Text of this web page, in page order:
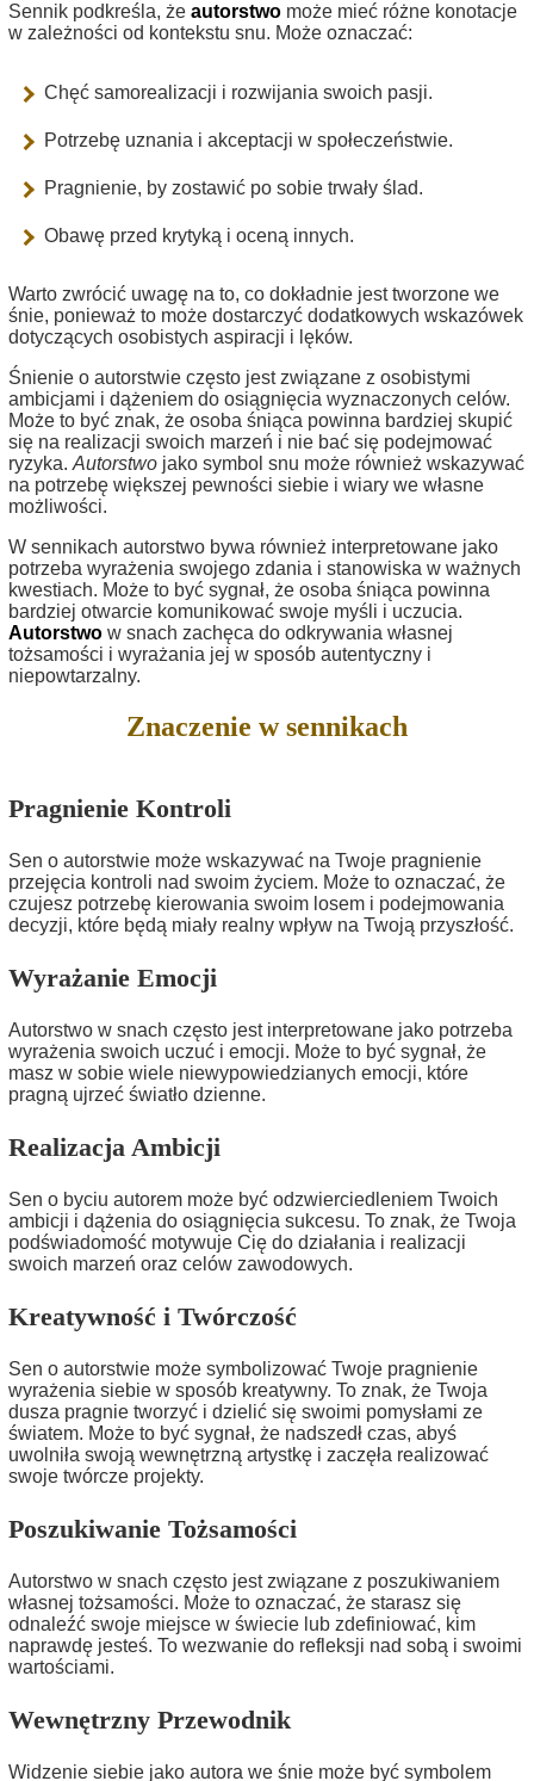
Sennik podkreśla, że autorstwo może mieć różne konotacje
w zależności od kontekstu snu. Może oznaczać:
Chęć samorealizacji i rozwijania swoich pasji.
Potrzebę uznania i akceptacji w społeczeństwie.
Pragnienie, by zostawić po sobie trwały ślad.
Obawę przed krytyką i oceną innych.
Warto zwrócić uwagę na to, co dokładnie jest tworzone we
śnie, ponieważ to może dostarczyć dodatkowych wskazówek
dotyczących osobistych aspiracji i lęków.
Śnienie o autorstwie często jest związane z osobistymi
ambicjami i dążeniem do osiągnięcia wyznaczonych celów.
Może to być znak, że osoba śniąca powinna bardziej skupić
się na realizacji swoich marzeń i nie bać się podejmować
ryzyka. Autorstwo jako symbol snu może również wskazywać
na potrzebę większej pewności siebie i wiary we własne
możliwości.
W sennikach autorstwo bywa również interpretowane jako
potrzeba wyrażenia swojego zdania i stanowiska w ważnych
kwestiach. Może to być sygnał, że osoba śniąca powinna
bardziej otwarcie komunikować swoje myśli i uczucia.
Autorstwo w snach zachęca do odkrywania własnej
tożsamości i wyrażania jej w sposób autentyczny i
niepowtarzalny.
Znaczenie w sennikach
Pragnienie Kontroli
Sen o autorstwie może wskazywać na Twoje pragnienie
przejęcia kontroli nad swoim życiem. Może to oznaczać, że
czujesz potrzebę kierowania swoim losem i podejmowania
decyzji, które będą miały realny wpływ na Twoją przyszłość.
Wyrażanie Emocji
Autorstwo w snach często jest interpretowane jako potrzeba
wyrażenia swoich uczuć i emocji. Może to być sygnał, że
masz w sobie wiele niewypowiedzianych emocji, które
pragną ujrzeć światło dzienne.
Realizacja Ambicji
Sen o byciu autorem może być odzwierciedleniem Twoich
ambicji i dążenia do osiągnięcia sukcesu. To znak, że Twoja
podświadomość motywuje Cię do działania i realizacji
swoich marzeń oraz celów zawodowych.
Kreatywność i Twórczość
Sen o autorstwie może symbolizować Twoje pragnienie
wyrażenia siebie w sposób kreatywny. To znak, że Twoja
dusza pragnie tworzyć i dzielić się swoimi pomysłami ze
światem. Może to być sygnał, że nadszedł czas, abyś
uwolniła swoją wewnętrzną artystkę i zaczęła realizować
swoje twórcze projekty.
Poszukiwanie Tożsamości
Autorstwo w snach często jest związane z poszukiwaniem
własnej tożsamości. Może to oznaczać, że starasz się
odnaleźć swoje miejsce w świecie lub zdefiniować, kim
naprawdę jesteś. To wezwanie do refleksji nad sobą i swoimi
wartościami.
Wewnętrzny Przewodnik
Widzenie siebie jako autora we śnie może być symbolem